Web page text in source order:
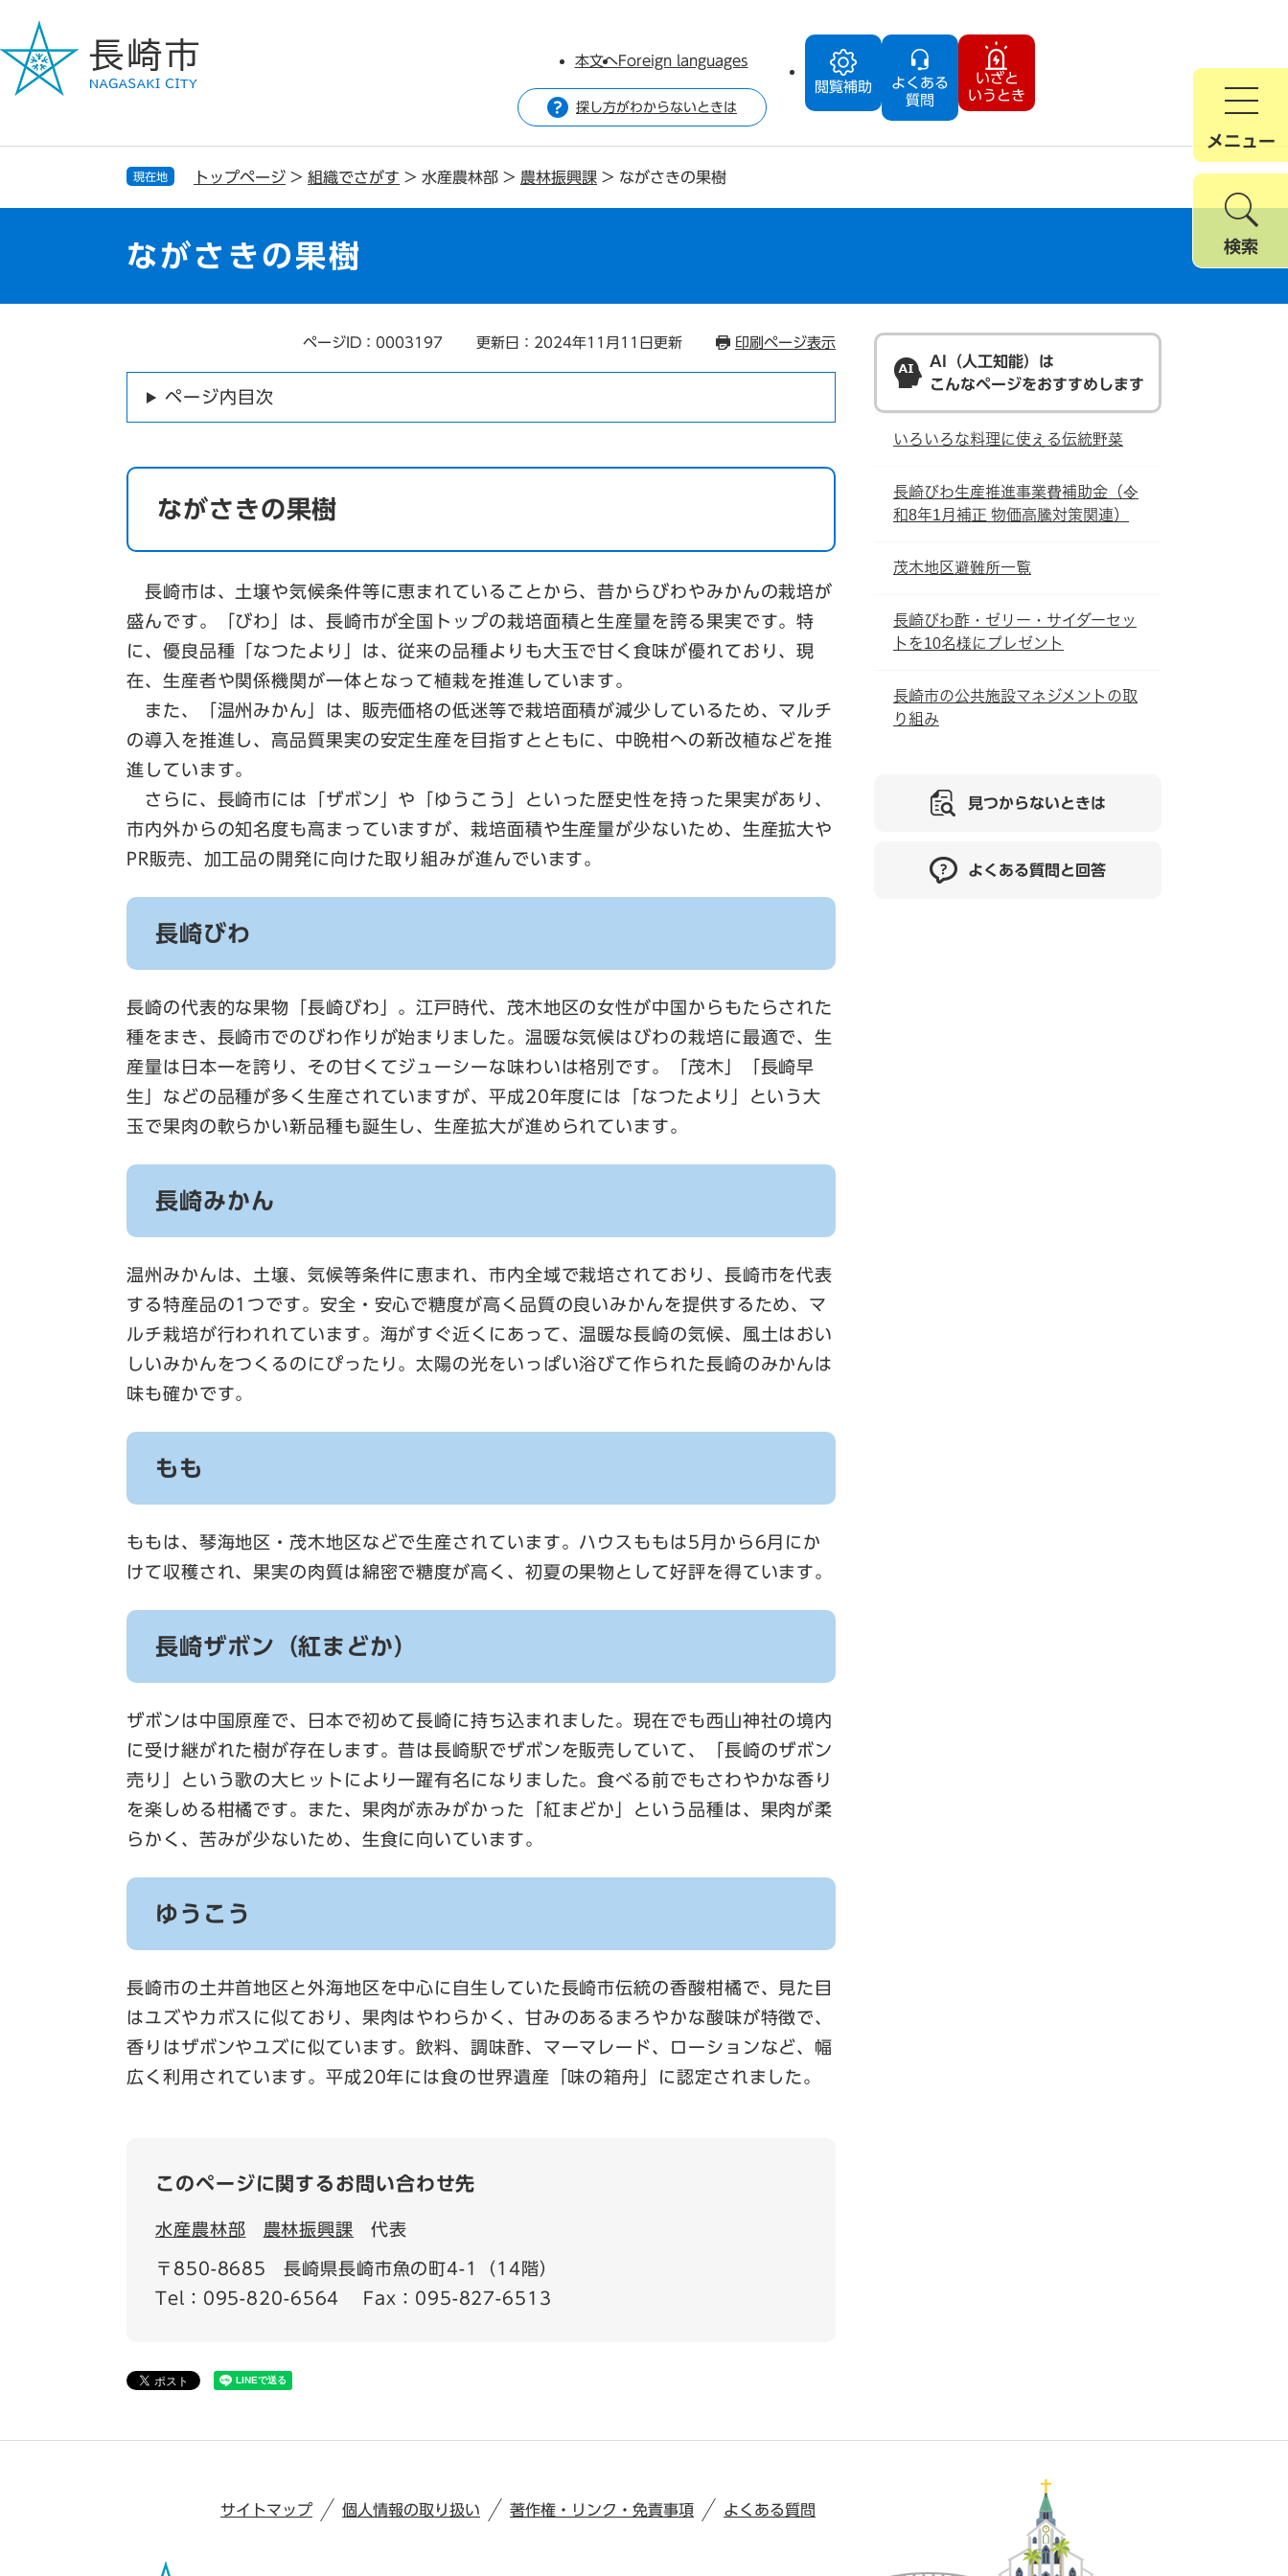
ジ
で
ュ
ば
閲覧補助
よくある
質問
いざと
いうとき
本文へForeign languages
探し方がわからないときは
メニュー
検索
現在地 トップページ > 組織でさがす > 水産農林部 > 農林振興課 > ながさきの果樹
ながさきの果樹
ページID：0003197 更新日：2024年11月11日更新 印刷ページ表示
ページ内目次
ながさきの果樹
長崎市は、土壌や気候条件等に恵まれていることから、昔からびわやみかんの栽培が
盛んです。「びわ」は、長崎市が全国トップの栽培面積と生産量を誇る果実です。特
に、優良品種「なつたより」は、従来の品種よりも大玉で甘く食味が優れており、現
在、生産者や関係機関が一体となって植栽を推進しています。
また、「温州みかん」は、販売価格の低迷等で栽培面積が減少しているため、マルチ
の導入を推進し、高品質果実の安定生産を目指すとともに、中晩柑への新改植などを推
進しています。
さらに、長崎市には「ザボン」や「ゆうこう」といった歴史性を持った果実があり、
市内外からの知名度も高まっていますが、栽培面積や生産量が少ないため、生産拡大や
PR販売、加工品の開発に向けた取り組みが進んでいます。
長崎びわ
長崎の代表的な果物「長崎びわ」。江戸時代、茂木地区の女性が中国からもたらされた
種をまき、長崎市でのびわ作りが始まりました。温暖な気候はびわの栽培に最適で、生
産量は日本一を誇り、その甘くてジューシーな味わいは格別です。「茂木」「長崎早
生」などの品種が多く生産されていますが、平成20年度には「なつたより」という大
玉で果肉の軟らかい新品種も誕生し、生産拡大が進められています。
長崎みかん
温州みかんは、土壌、気候等条件に恵まれ、市内全域で栽培されており、長崎市を代表
する特産品の1つです。安全・安心で糖度が高く品質の良いみかんを提供するため、マ
ルチ栽培が行われれています。海がすぐ近くにあって、温暖な長崎の気候、風土はおい
しいみかんをつくるのにぴったり。太陽の光をいっぱい浴びて作られた長崎のみかんは
味も確かです。
もも
ももは、琴海地区・茂木地区などで生産されています。ハウスももは5月から6月にか
けて収穫され、果実の肉質は綿密で糖度が高く、初夏の果物として好評を得ています。
長崎ザボン（紅まどか）
ザボンは中国原産で、日本で初めて長崎に持ち込まれました。現在でも西山神社の境内
に受け継がれた樹が存在します。昔は長崎駅でザボンを販売していて、「長崎のザボン
売り」という歌の大ヒットにより一躍有名になりました。食べる前でもさわやかな香り
を楽しめる柑橘です。また、果肉が赤みがかった「紅まどか」という品種は、果肉が柔
らかく、苦みが少ないため、生食に向いています。
ゆうこう
長崎市の土井首地区と外海地区を中心に自生していた長崎市伝統の香酸柑橘で、見た目
はユズやカボスに似ており、果肉はやわらかく、甘みのあるまろやかな酸味が特徴で、
香りはザボンやユズに似ています。飲料、調味酢、マーマレード、ローションなど、幅
広く利用されています。平成20年には食の世界遺産「味の箱舟」に認定されました。
このページに関するお問い合わせ先
水産農林部 農林振興課 代表
〒850-8685
長崎県長崎市魚の町4-1（14階）
Tel：095-820-6564
Fax：095-827-6513
AI（人工知能）は
こんなページをおすすめします
いろいろな料理に使える伝統野菜
長崎びわ生産推進事業費補助金（令
和8年1月補正 物価高騰対策関連）
茂木地区避難所一覧
長崎びわ酢・ゼリー・サイダーセッ
トを10名様にプレゼント
長崎市の公共施設マネジメントの取
り組み
見つからないときは
よくある質問と回答
サイトマップ 個人情報の取り扱い 著作権・リンク・免責事項 よくある質問